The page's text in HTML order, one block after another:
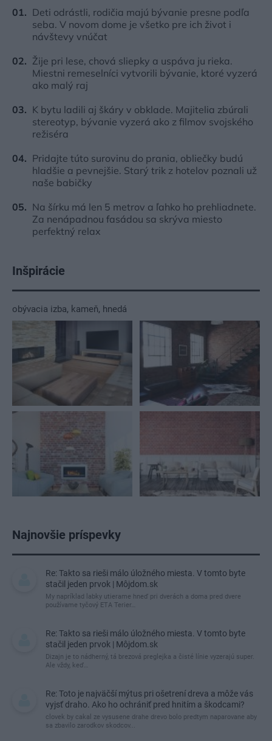
Deti odrástli, rodičia majú bývanie presne podľa
seba. V novom dome je všetko pre ich život i
návštevy vnúčat
Žije pri lese, chová sliepky a uspáva ju rieka.
Miestni remeselníci vytvorili bývanie, ktoré vyzerá
ako malý raj
K bytu ladili aj škáry v obklade. Majitelia zbúrali
stereotyp, bývanie vyzerá ako z filmov svojského
režiséra
Pridajte túto surovinu do prania, obliečky budú
hladšie a pevnejšie. Starý trik z hotelov poznali už
naše babičky
Na šírku má len 5 metrov a ľahko ho prehliadnete.
Za nenápadnou fasádou sa skrýva miesto
perfektný relax
Inšpirácie
obývacia izba, kameň, hnedá
Najnovšie príspevky
Re: Takto sa rieši málo úložného miesta. V tomto byte
stačil jeden prvok | Môjdom.sk
My napríklad labky utierame hneď pri dverách a doma pred dvere
používame tyčový ETA Terier…
Re: Takto sa rieši málo úložného miesta. V tomto byte
stačil jeden prvok | Môjdom.sk
Dizajn je to nádherný, tá brezová preglejka a čisté línie vyzerajú super.
Ale vždy, keď…
Re: Toto je najväčší mýtus pri ošetrení dreva a môže vás
vyjsť draho. Ako ho ochrániť pred hnitím a škodcami?
clovek by cakal ze vysusene drahe drevo bolo predtym naparovane aby
sa zbavilo zarodkov skodcov...